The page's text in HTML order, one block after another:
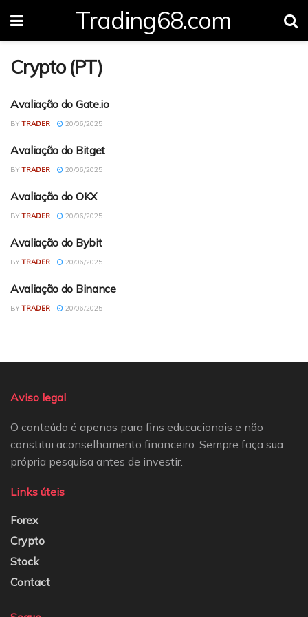
Trading68.com
Crypto (PT)
CRYPTO REVIEW (PT)
Avaliação do Gate.io
BY TRADER 20/06/2025
CRYPTO REVIEW (PT)
Avaliação do Bitget
BY TRADER 20/06/2025
CRYPTO RANKING (PT)
Avaliação do OKX
BY TRADER 20/06/2025
CRYPTO RANKING (PT)
Avaliação do Bybit
BY TRADER 20/06/2025
CRYPTO RANKING (PT)
Avaliação do Binance
BY TRADER 20/06/2025
Aviso legal
O conteúdo é apenas para fins educacionais e não
constitui aconselhamento financeiro. Sempre faça sua
própria pesquisa antes de investir.
Links úteis
Forex
Crypto
Stock
Contact